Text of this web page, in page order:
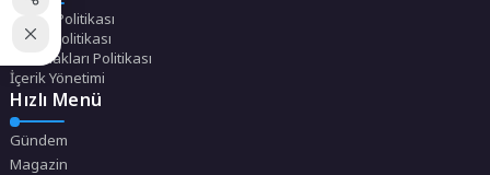
Gizlilik Politikası
Çerez Politikası
Telif Hakları Politikası
İçerik Yönetimi
Hızlı Menü
Gündem
Magazin